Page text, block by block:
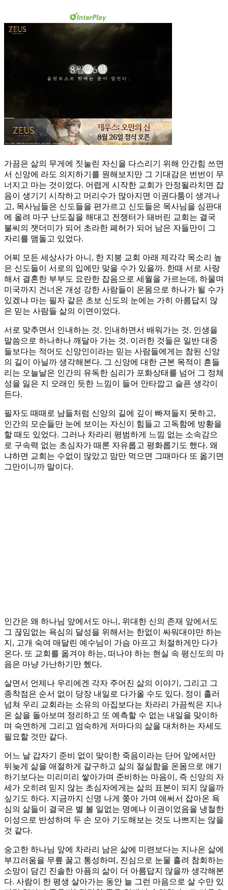
가끔은 삶의 무게에 짓눌린 자신을 다스리기 위해 안간힘 쓰면
서 신앙에 라도 의지하기를 원해보지만 그 기대감은 번번이 무
너지고 마는 것이었다. 어렵게 시작한 교회가 안정될라치면 잡
음이 생기기 시작하고 머리수가 많아지면 이권다툼이 생겨나
고, 목사님들은 신도들을 편가르고 신도들은 목사님을 심판대
에 올려 마구 난도질을 해대고 전쟁터가 돼버린 교회는 결국
불씨의 잿더미가 되어 초라한 폐허가 되어 남은 자들만이 그
자리를 맴돌고 있었다.
어찌 모든 세상사가 아니, 한 지붕 교회 아래 제각각 목소리 높
은 신도들이 서로의 입에만 맞을 수가 있을까. 한때 서로 사랑
해서 결혼한 부부도 요란한 잡음으로 세월을 가르는데, 하물며
미국까지 건너온 개성 강한 사람들이 온몸으로 하나가 될 수가
있겠냐 마는 필자 같은 초보 신도의 눈에는 가히 아름답지 않
은 믿는 사람들 삶의 이면이었다.
서로 맞추면서 인내하는 것. 인내하면서 배워가는 것. 인생을
말씀으로 하나하나 깨달아 가는 것. 이러한 것들은 일반 대중
들보다는 적어도 신앙인이라는 믿는 사람들에게는 참된 신앙
의 길이 아닐까 생각해본다. 그 신앙에 대한 근본 목적이 흔들
리는 오늘날은 인간의 유독한 심리가 포화상태를 넘어 그 정체
성을 잃은 지 오래인 듯한 느낌이 들어 안타깝고 슬픈 생각이
든다.
필자도 때때로 남들처럼 신앙의 길에 깊이 빠져들지 못하고,
인간의 모순들만 눈에 보이는 자신이 힘들고 고독함에 방황을
할 때도 있었다. 그러나 차라리 평범하게 느낌 없는 소속감으
로 구속력 없는 초심자가 때론 자유롭고 평화롭기도 했다. 왜
냐하면 교회는 수없이 많았고 맘만 먹으면 그때마다 또 옮기면
그만이니까 말이다.
인간은 왜 하나님 앞에서도 아니, 위대한 신의 존재 앞에서도
그 끊임없는 욕심의 달성을 위해서는 한없이 싸워대야만 하는
지, 고개 숙여 매달린 예수님이 가슴 아프고 처절하게만 다가
온다. 또 교회를 옮겨야 하는, 떠나야 하는 현실 속 평신도의 마
음은 마냥 가난하기만 헸다.
살면서 언제나 우리에겐 각자 주어진 삶의 이야기, 그리고 그
종착점은 순서 없이 당장 내일로 다가올 수도 있다. 정이 흘러
넘쳐 우리 교회라는 소유의 아집보다는 차라리 가끔씩은 지나
온 삶을 돌아보며 정리하고 또 예측할 수 없는 내일을 맞이하
며 숙연하게 그리고 엄숙하게 저마다의 삶을 대처하는 자세도
필요할 것만 같다.
어느 날 갑자기 준비 없이 맞이한 죽음이라는 단어 앞에서만
뒤늦게 삶을 애절하게 갈구하고 삶의 절실함을 온몸으로 얘기
하기보다는 미리미리 쌓아가며 준비하는 마음이, 즉 신앙의 자
세가 오히려 믿지 않는 초심자에게는 삶의 표본이 되지 않을까
싶기도 하다. 지금까지 신명 나게 쫒아 가며 애써서 잡아온 욕
심의 삶들이 결국은 별 볼 일없는 명예나 이권이었음을 냉철한
이성으로 반성하며 두 손 모아 기도해보는 것도 나쁘지는 않을
것 같다.
숭고한 하나님 앞에 차라리 남은 삶에 미련보다는 지나온 삶에
부끄러움을 무릎 꿇고 통성하며, 진심으로 눈물 흘려 참회하는
소망이 담긴 진솔한 아픔의 삶이 더 아름답지 않을까 생각해본
다. 사람이 한 평생 살아가는 동안 늘 그런 마음으로 살 수만 있